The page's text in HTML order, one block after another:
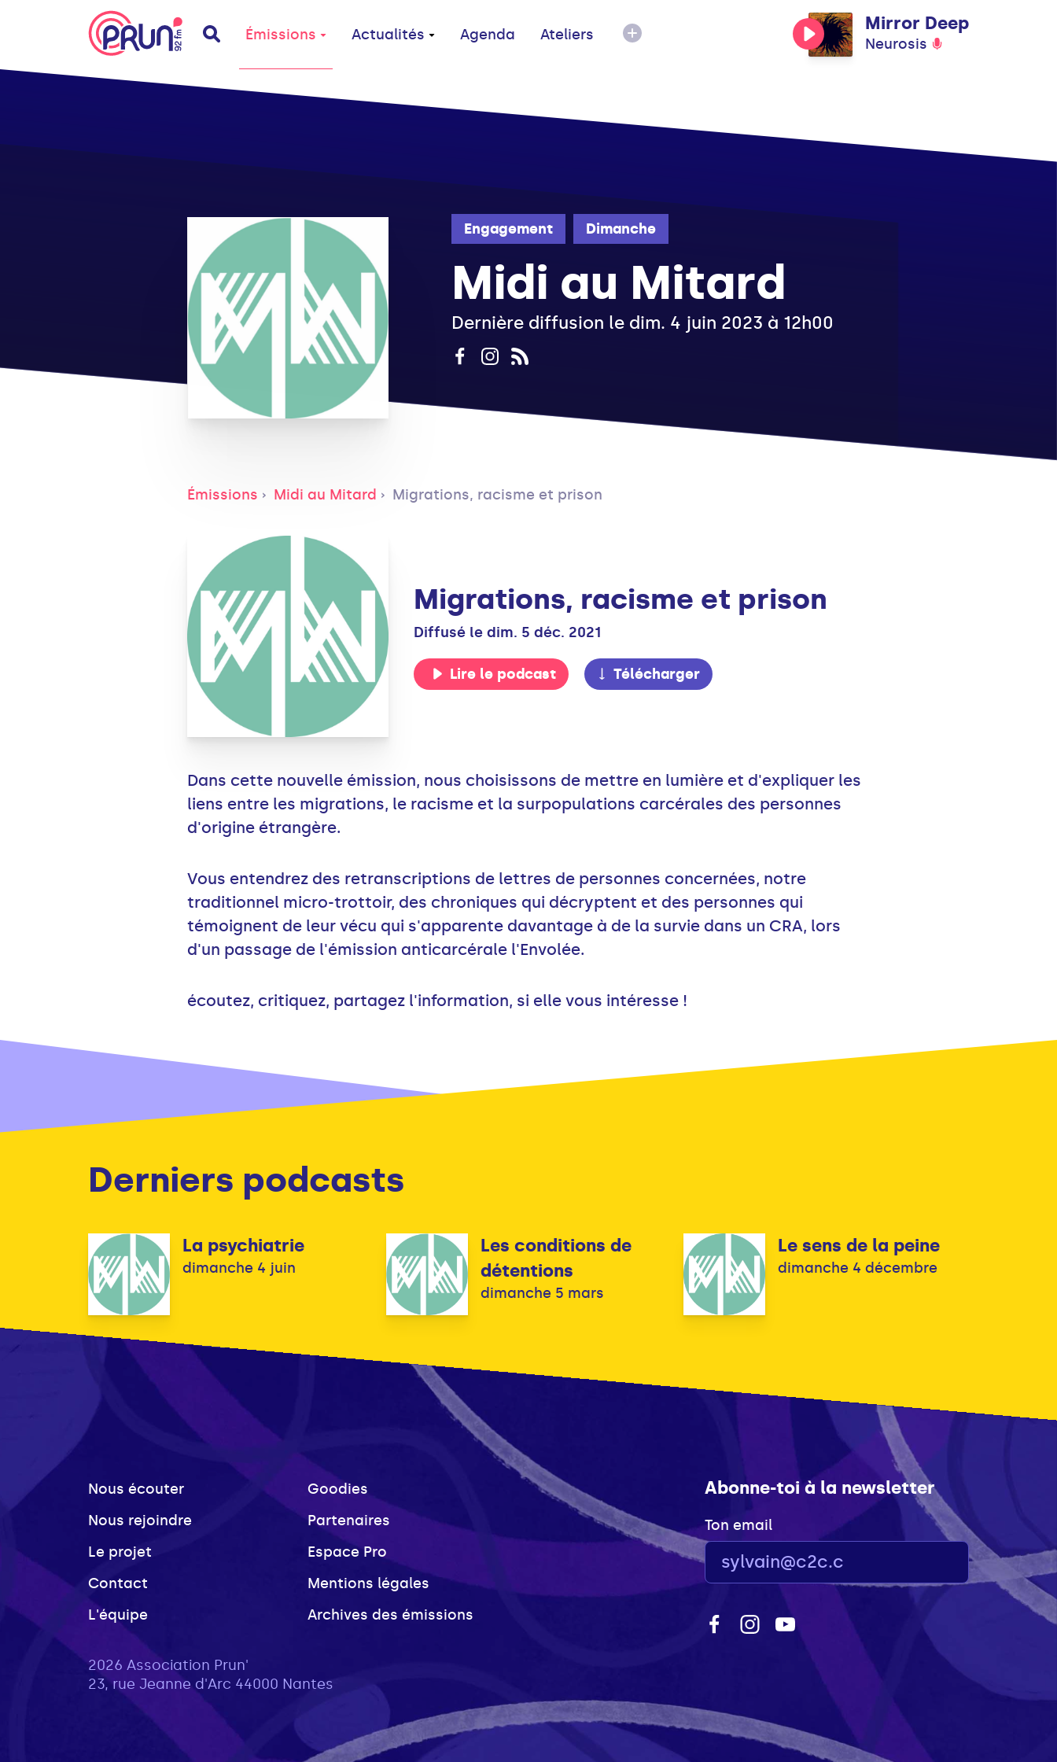
Émissions Actualités Agenda Ateliers
Mirror Deep
Neurosis
Engagement Dimanche
Midi au Mitard
Dernière diffusion le dim. 4 juin 2023 à 12h00
Émissions Midi au Mitard Migrations, racisme et prison
Migrations, racisme et prison
Diffusé le dim. 5 déc. 2021
Lire le podcast Télécharger
Dans cette nouvelle émission, nous choisissons de mettre en lumière et d'expliquer les
liens entre les migrations, le racisme et la surpopulations carcérales des personnes
d'origine étrangère.
Vous entendrez des retranscriptions de lettres de personnes concernées, notre
traditionnel micro-trottoir, des chroniques qui décryptent et des personnes qui
témoignent de leur vécu qui s'apparente davantage à de la survie dans un CRA, lors
d'un passage de l'émission anticarcérale l'Envolée.
écoutez, critiquez, partagez l'information, si elle vous intéresse !
Derniers podcasts
La psychiatrie
dimanche 4 juin
Les conditions de
détentions
dimanche 5 mars
Le sens de la peine
dimanche 4 décembre
Nous écouter
Nous rejoindre
Le projet
Contact
L'équipe
Goodies
Partenaires
Espace Pro
Mentions légales
Archives des émissions
Abonne-toi à la newsletter
Ton email
2026 Association Prun'
23, rue Jeanne d'Arc 44000 Nantes